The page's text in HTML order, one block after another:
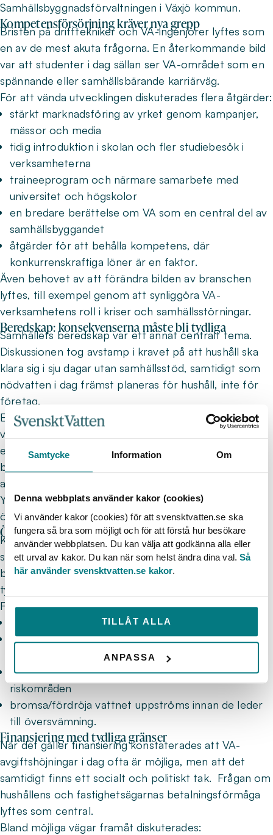
Samtycke Information Om
Denna webbplats använder kakor (cookies)
Vi använder kakor (cookies) för att svensktvatten.se ska
fungera så bra som möjligt och för att förstå hur besökare
använder webbplatsen. Du kan välja att godkänna alla eller
ett urval av kakor. Du kan när som helst ändra dina val.Så
här använder svensktvatten.se kakor.
TILLÅT ALLA
ANPASSA
Samhällsbyggnadsförvaltningen i Växjö kommun.
Kompetensförsörjning kräver nya grepp
Bristen på drifttekniker och VA-ingenjörer lyftes som
en av de mest akuta frågorna. En återkommande bild
var att studenter i dag sällan ser VA-området som en
spännande eller samhällsbärande karriärväg.
För att vända utvecklingen diskuterades flera åtgärder:
stärkt marknadsföring av yrket genom kampanjer,
mässor och media
tidig introduktion i skolan och fler studiebesök i
verksamheterna
traineeprogram och närmare samarbete med
universitet och högskolor
en bredare berättelse om VA som en central del av
samhällsbyggandet
åtgärder för att behålla kompetens, där
konkurrenskraftiga löner är en faktor.
Även behovet av att förändra bilden av branschen
lyftes, till exempel genom att synliggöra VA-
verksamhetens roll i kriser och samhällsstörningar.
Beredskap: konsekvenserna måste bli tydliga
Samhällets beredskap var ett annat centralt tema.
Diskussionen tog avstamp i kravet på att hushåll ska
klara sig i sju dagar utan samhällsstöd, samtidigt som
nödvatten i dag främst planeras för hushåll, inte för
företag.
En viktig slutsats var att konsekvenserna av
vattenbrist behöver synliggöras tydligare, både
ekonomiskt och praktiskt. Information riktad till såväl
boende som näringsliv pekades ut som avgörande för
att stärka den lokala beredskapen.
Ytterligare en aspekt som kom upp var vikten av att
öva olika scenarier i förväg.
Översvämningar kräver bredare ansvar
Klimatrelaterade skyfall och översvämningar lyftes
som en växande utmaning. Här betonades särskilt
behovet av att involvera fastighetsägare tidigare och
tydligare i arbetet.
Flera konkreta arbetssätt diskuterades:
identifiera vilka fastigheter som påverkas vid skyfall
tydliggöra ansvarsfördelningen genom dialog och
uppsökande arbete
arbeta förebyggande även utanför redan kända
riskområden
bromsa/fördröja vattnet uppströms innan de leder
till översvämning.
Finansiering med tydliga gränser
När det gäller finansiering konstaterades att VA-
avgiftshöjningar i dag ofta är möjliga, men att det
samtidigt finns ett socialt och politiskt tak. Frågan om
hushållens och fastighetsägarnas betalningsförmåga
lyftes som central.
Bland möjliga vägar framåt diskuterades: